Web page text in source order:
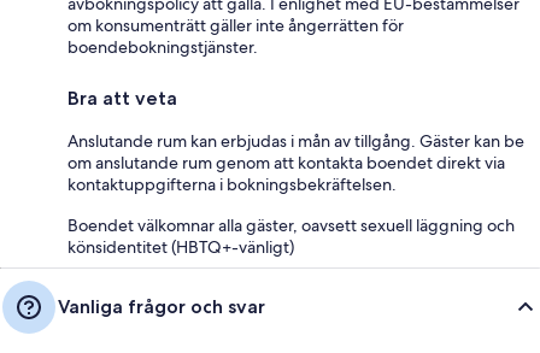
om konsumenträtt gäller inte ångerrätten för
boendebokningstjänster.
Bra att veta
Anslutande rum kan erbjudas i mån av tillgång. Gäster kan be
om anslutande rum genom att kontakta boendet direkt via
kontaktuppgifterna i bokningsbekräftelsen.
Boendet välkomnar alla gäster, oavsett sexuell läggning och
könsidentitet (HBTQ+-vänligt)
Vanliga frågor och svar